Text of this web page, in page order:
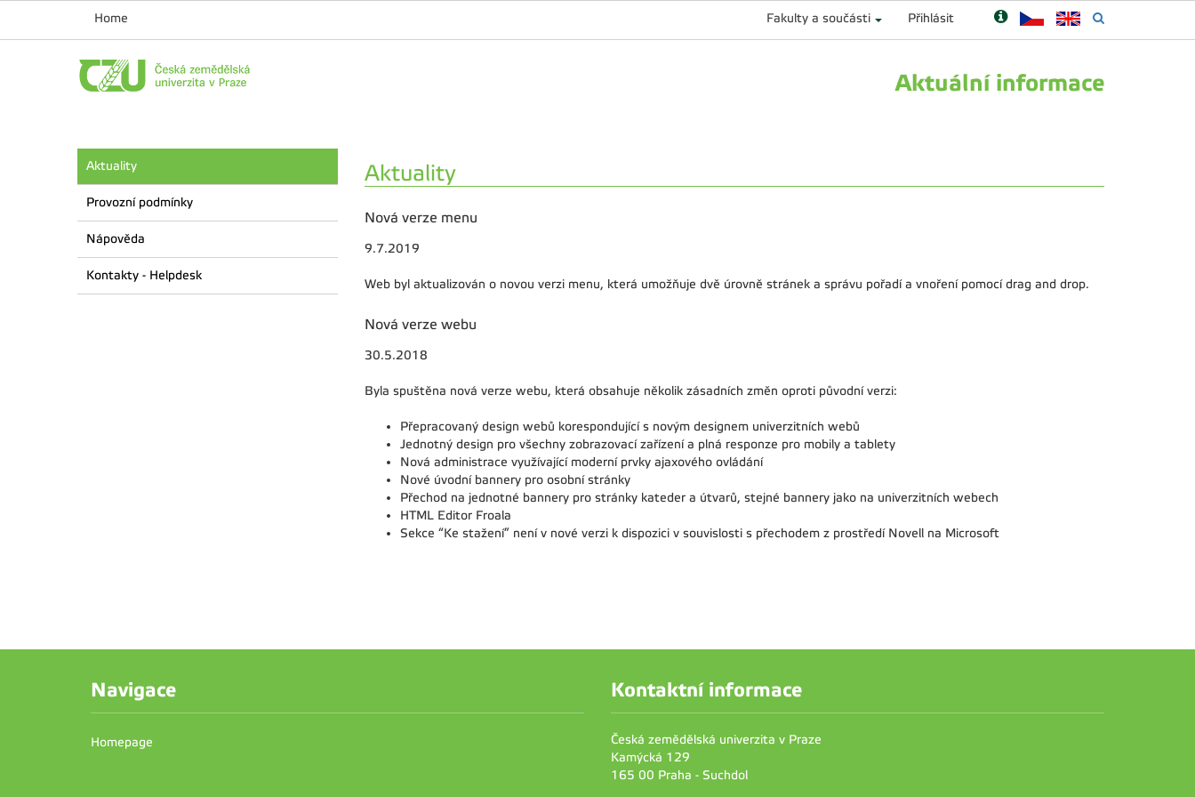
Home Fakulty a součásti Přihlásit
Aktuální informace
Aktuality
Provozní podmínky
Nápověda
Kontakty - Helpdesk
Aktuality
Nová verze menu
9.7.2019
Web byl aktualizován o novou verzi menu, která umožňuje dvě úrovně stránek a správu pořadí a vnoření pomocí drag and drop.
Nová verze webu
30.5.2018
Byla spuštěna nová verze webu, která obsahuje několik zásadních změn oproti původní verzi:
Přepracovaný design webů korespondující s novým designem univerzitních webů
Jednotný design pro všechny zobrazovací zařízení a plná responze pro mobily a tablety
Nová administrace využívající moderní prvky ajaxového ovládání
Nové úvodní bannery pro osobní stránky
Přechod na jednotné bannery pro stránky kateder a útvarů, stejné bannery jako na univerzitních webech
HTML Editor Froala
Sekce “Ke stažení” není v nové verzi k dispozici v souvislosti s přechodem z prostředí Novell na Microsoft
Navigace
Homepage
Kontaktní informace
Česká zemědělská univerzita v Praze
Kamýcká 129
165 00 Praha - Suchdol